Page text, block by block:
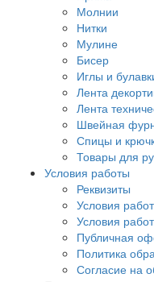
Молнии
Нитки
Мулине
Бисер
Иглы и
Лента
Лента
Швейная
Спицы и
Товары для
Условия работы
Реквизиты
Условия
Условия
Публичная
Политика
Согласие на